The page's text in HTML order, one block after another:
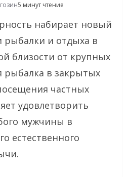
5 минут чтение
набирает новый
рыбалки и отдыха в
близости от крупных
рыбалка в закрытых
частных
удовлетворить
мужчины в
естественного